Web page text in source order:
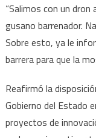
“Salimos con un
gusano barrenador.
Sobre esto, ya le
barrera para que la
Reafirmó la
Gobierno del Estado
proyectos de